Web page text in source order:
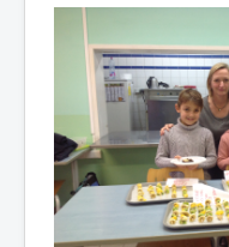
La vie dans les classes
Infos pratiques
Les associations